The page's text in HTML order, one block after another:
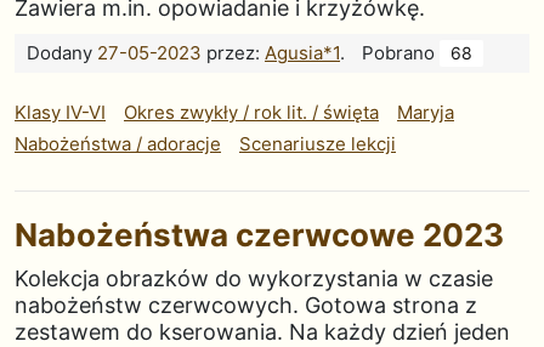
Zawiera m.in. opowiadanie i krzyżówkę.
Dodany 27-05-2023 przez: Agusia*1. Pobrano 68
Klasy IV-VI Okres zwykły / rok lit. / święta
Maryja
Nabożeństwa / adoracje
Scenariusze lekcji
Nabożeństwa czerwcowe 2023
Kolekcja obrazków do wykorzystania w czasie
nabożeństw czerwcowych. Gotowa strona z
zestawem do kserowania. Na każdy dzień jeden